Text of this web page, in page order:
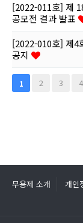
[2022-011호] 제
공모전 결과 발표
[2022-010호] 제4
공지
1 2 3 4
무용제 소개 개인